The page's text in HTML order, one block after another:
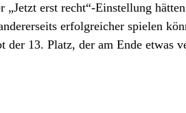
„Jetzt erst recht“-Einstellung
erfolgreicher spielen
der 13. Platz, der am Ende etwas